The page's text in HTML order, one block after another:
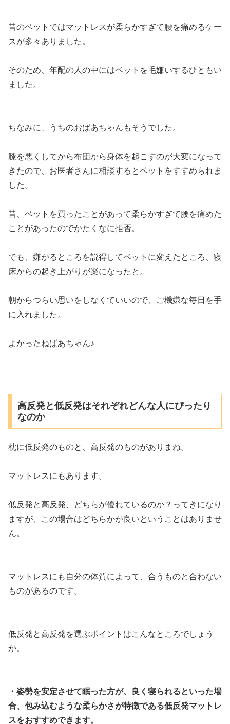
昔のベットではマットレスが柔らかすぎて腰を痛めるケー
スが多々ありました。
そのため、年配の人の中にはベットを毛嫌いするひともい
ました。
ちなみに、うちのおばあちゃんもそうでした。
膝を悪くしてから布団から身体を起こすのが大変になって
きたので、お医者さんに相談するとベットをすすめられま
した。
昔、ベットを買ったことがあって柔らかすぎて腰を痛めた
ことがあったのでかたくなに拒否。
でも、嫌がるところを説得してベットに変えたところ、寝
床からの起き上がりが楽になったと。
朝からつらい思いをしなくていいので、ご機嫌な毎日を手
に入れました。
よかったねばあちゃん♪
高反発と低反発はそれぞれどんな人にぴったり
なのか
枕に低反発のものと、高反発のものがありまね。
マットレスにもあります。
低反発と高反発、どちらが優れているのか？ってきになり
ますが、この場合はどちらかが良いということはありませ
ん。
マットレスにも自分の体質によって、合うものと合わない
ものがあるのです。
低反発と高反発を選ぶポイントはこんなところでしょう
か。
・姿勢を安定させて眠った方が、良く寝られるといった場
合、包み込むような柔らかさが特徴である低反発マットレ
スをおすすめできます。